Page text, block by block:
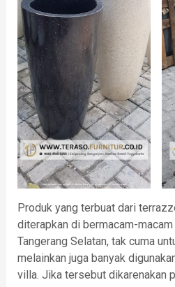
Produk yang terbuat dari
diterapkan di bermacam-
Tangerang Selatan, tak cuma
melainkan juga banyak
villa. Jika tersebut dikarenakan